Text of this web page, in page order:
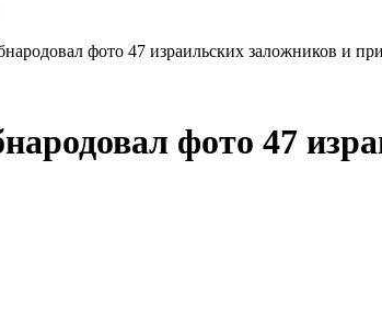
фото 47 израильских заложников и
фото 47